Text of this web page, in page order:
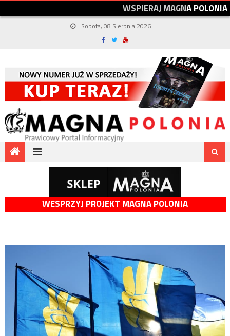
WSPIERAJMAGNAPOLONIA
Sobota, 08 Sierpnia 2026
WESPRZYJ PROJEKT MAGNA POLONIA